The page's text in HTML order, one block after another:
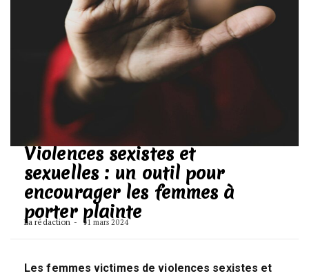
Violences sexistes et
sexuelles : un outil pour
encourager les femmes à
porter plainte
La rédaction 11 mars 2024
Les femmes victimes de violences sexistes et